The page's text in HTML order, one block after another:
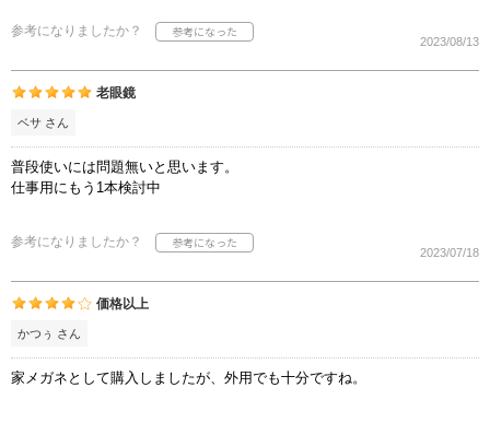
参考になりましたか？
2023/08/13
老眼鏡
ベサ さん
普段使いには問題無いと思います。
仕事用にもう1本検討中
参考になりましたか？
2023/07/18
価格以上
かつぅ さん
家メガネとして購入しましたが、外用でも十分ですね。